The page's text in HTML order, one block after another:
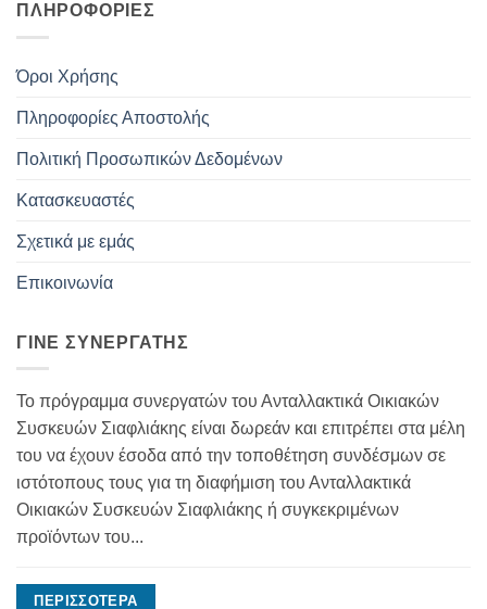
ΠΛΗΡΟΦΟΡΊΕΣ
Όροι Χρήσης
Πληροφορίες Αποστολής
Πολιτική Προσωπικών Δεδομένων
Κατασκευαστές
Σχετικά με εμάς
Επικοινωνία
ΓΊΝΕ ΣΥΝΕΡΓΆΤΗΣ
Το πρόγραμμα συνεργατών του Ανταλλακτικά Οικιακών
Συσκευών Σιαφλιάκης είναι δωρεάν και επιτρέπει στα μέλη
του να έχουν έσοδα από την τοποθέτηση συνδέσμων σε
ιστότοπους τους για τη διαφήμιση του Ανταλλακτικά
Οικιακών Συσκευών Σιαφλιάκης ή συγκεκριμένων
προϊόντων του...
ΠΕΡΙΣΣΌΤΕΡΑ